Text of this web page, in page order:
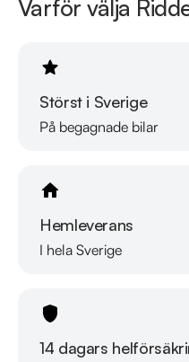
Varför välja
Störst i Sverige
På begagnade bilar
Hemleverans
I hela Sverige
14 dagars